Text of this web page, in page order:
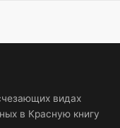
видах
в Красную книгу